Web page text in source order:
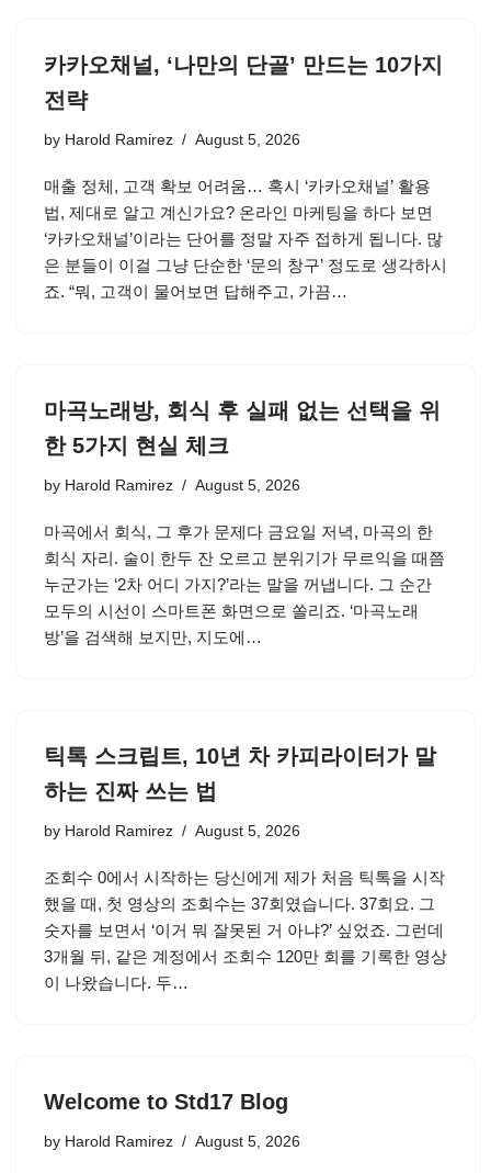
카카오채널, ‘나만의 단골’ 만드는 10가지
전략
by Harold Ramirez August 5, 2026
매출 정체, 고객 확보 어려움… 혹시 ‘카카오채널’ 활용
법, 제대로 알고 계신가요? 온라인 마케팅을 하다 보면
‘카카오채널’이라는 단어를 정말 자주 접하게 됩니다. 많
은 분들이 이걸 그냥 단순한 ‘문의 창구’ 정도로 생각하시
죠. “뭐, 고객이 물어보면 답해주고, 가끔…
마곡노래방, 회식 후 실패 없는 선택을 위
한 5가지 현실 체크
by Harold Ramirez August 5, 2026
마곡에서 회식, 그 후가 문제다 금요일 저녁, 마곡의 한
회식 자리. 술이 한두 잔 오르고 분위기가 무르익을 때쯤
누군가는 ‘2차 어디 가지?’라는 말을 꺼냅니다. 그 순간
모두의 시선이 스마트폰 화면으로 쏠리죠. ‘마곡노래
방’을 검색해 보지만, 지도에…
틱톡 스크립트, 10년 차 카피라이터가 말
하는 진짜 쓰는 법
by Harold Ramirez August 5, 2026
조회수 0에서 시작하는 당신에게 제가 처음 틱톡을 시작
했을 때, 첫 영상의 조회수는 37회였습니다. 37회요. 그
숫자를 보면서 ‘이거 뭐 잘못된 거 아냐?’ 싶었죠. 그런데
3개월 뒤, 같은 계정에서 조회수 120만 회를 기록한 영상
이 나왔습니다. 두…
Welcome to Std17 Blog
by Harold Ramirez August 5, 2026